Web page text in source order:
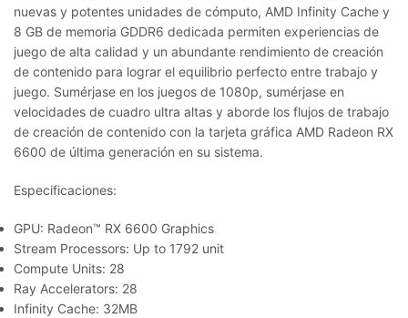
nuevas y potentes unidades de cómputo, AMD Infinity Cache y
8 GB de memoria GDDR6 dedicada permiten experiencias de
juego de alta calidad y un abundante rendimiento de creación
de contenido para lograr el equilibrio perfecto entre trabajo y
juego. Sumérjase en los juegos de 1080p, sumérjase en
velocidades de cuadro ultra altas y aborde los flujos de trabajo
de creación de contenido con la tarjeta gráfica AMD Radeon RX
6600 de última generación en su sistema.
Especificaciones:
GPU: Radeon™ RX 6600 Graphics
Stream Processors: Up to 1792 unit
Compute Units: 28
Ray Accelerators: 28
Infinity Cache: 32MB